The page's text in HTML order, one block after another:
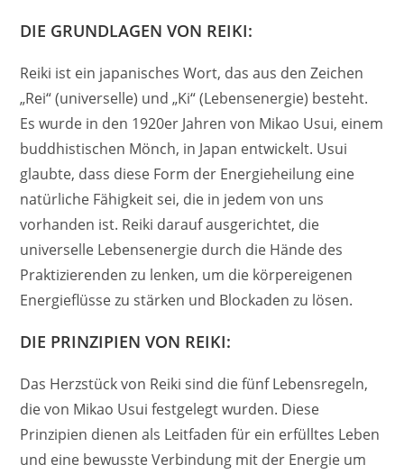
DIE GRUNDLAGEN VON REIKI:
Reiki ist ein japanisches Wort, das aus den Zeichen
„Rei“ (universelle) und „Ki“ (Lebensenergie) besteht.
Es wurde in den 1920er Jahren von Mikao Usui, einem
buddhistischen Mönch, in Japan entwickelt. Usui
glaubte, dass diese Form der Energieheilung eine
natürliche Fähigkeit sei, die in jedem von uns
vorhanden ist. Reiki darauf ausgerichtet, die
universelle Lebensenergie durch die Hände des
Praktizierenden zu lenken, um die körpereigenen
Energieflüsse zu stärken und Blockaden zu lösen.
DIE PRINZIPIEN VON REIKI:
Das Herzstück von Reiki sind die fünf Lebensregeln,
die von Mikao Usui festgelegt wurden. Diese
Prinzipien dienen als Leitfaden für ein erfülltes Leben
und eine bewusste Verbindung mit der Energie um